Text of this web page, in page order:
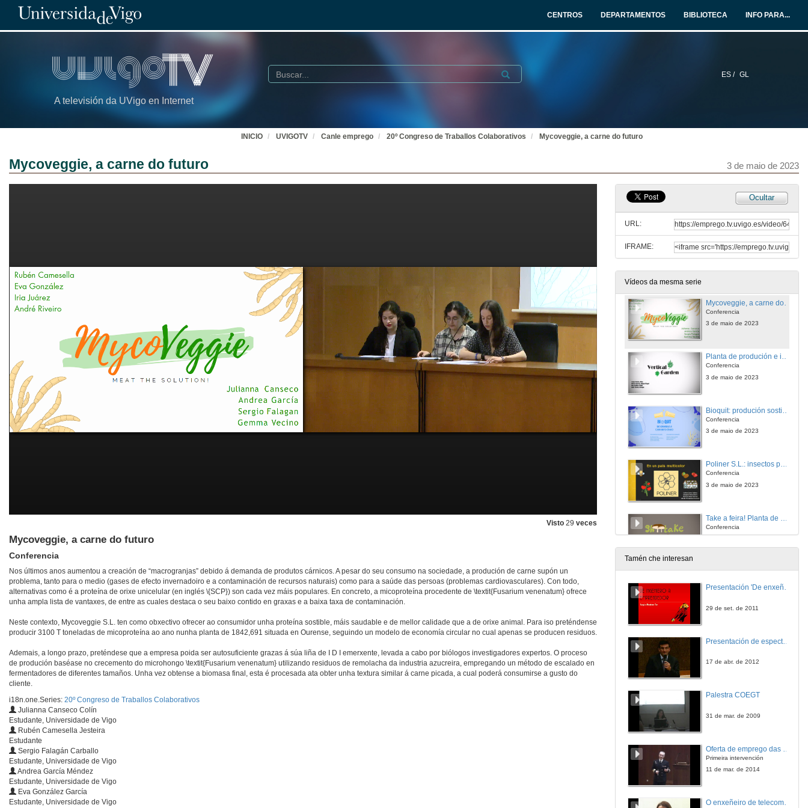
CENTROS DEPARTAMENTOS BIBLIOTECA INFO PARA...
A televisión da UVigo en Internet
ES / GL
Buscar Submit
INICIO UVIGOTV Canle emprego 20º Congreso de Traballos Colaborativos Mycoveggie, a carne do futuro
Mycoveggie, a carne do futuro 3 de maio de 2023
Visto 29 veces
Mycoveggie, a carne do futuro
Conferencia
Nos últimos anos aumentou a creación de “macrogranjas” debido á demanda de produtos cárnicos. A pesar do seu consumo na sociedade, a produción de carne supón un
problema, tanto para o medio (gases de efecto invernadoiro e a contaminación de recursos naturais) como para a saúde das persoas (problemas cardiovasculares). Con todo,
alternativas como é a proteína de orixe unicelular (en inglés \{SCP}) son cada vez máis populares. En concreto, a micoproteína procedente de \textit{Fusarium venenatum} ofrece
unha ampla lista de vantaxes, de entre as cuales destaca o seu baixo contido en graxas e a baixa taxa de contaminación.
Neste contexto, Mycoveggie S.L. ten como obxectivo ofrecer ao consumidor unha proteína sostible, máis saudable e de mellor calidade que a de orixe animal. Para iso preténdense
producir 3100 T toneladas de micoproteína ao ano nunha planta de 1842,691 situada en Ourense, seguindo un modelo de economía circular no cual apenas se producen residuos.
Ademais, a longo prazo, preténdese que a empresa poida ser autosuficiente grazas á súa liña de I D I emerxente, levada a cabo por biólogos investigadores expertos. O proceso
de produción baséase no crecemento do microhongo \textit{Fusarium venenatum} utilizando residuos de remolacha da industria azucreira, empregando un método de escalado en
fermentadores de diferentes tamaños. Unha vez obtense a biomasa final, esta é procesada ata obter unha textura similar á carne picada, a cual poderá consumirse a gusto do
cliente.
i18n.one.Series: 20º Congreso de Traballos Colaborativos
Julianna Canseco Colín
Estudante, Universidade de Vigo
Rubén Camesella Jesteira
Estudante
Sergio Falagán Carballo
Estudante, Universidade de Vigo
Andrea García Méndez
Estudante, Universidade de Vigo
Eva González García
Estudante, Universidade de Vigo
Ocultar
URL:
IFRAME:
Vídeos da mesma serie
Apertura do 20º Congreso de Traballos Colaborativos
3 de maio de 2023
Produción de bioplásticos con fins sanitarios
Conferencia
Planta productora de celulosa bacteriana
Conferencia
3 de maio de 2023
Conferencia
3 de maio de 2023
Planta de produción e instalación de xardíns verticais
Conferencia
3 de maio de 2023
Conferencia
3 de maio de 2023
Poliner S.L.: insectos polinizadores para a agricultura
Conferencia
3 de maio de 2023
Conferencia
Que así seda!
3 de maio de 2023
3 de maio de 2023
Tamén che interesan
Presentación 'De enxeñeiro a emprendedor, unha transformación posible'.
29 de set. de 2011
17 de abr. de 2012
Palestra COEGT
31 de mar. de 2009
Primeira intervención
11 de mar. de 2014
O enxeñeiro de telecomunicación no exercicio libre da profesión